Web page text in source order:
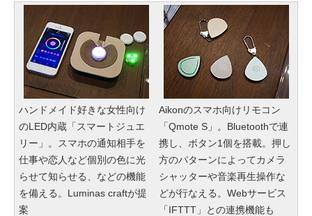
ハンドメイド好きな女性向け
のLED内蔵「スマートジュエ
リー」。スマホの通知相手を
仕事や恋人など個別の色に光
らせて知らせる、などの機能
を備える。Luminas craftが提
案
Aikonのスマホ向けリモコン
「Qmote S」。Bluetoothで連
携し、ボタン1個を搭載。押し
方のパターンによってカメラ
シャッターや音楽再生操作な
どが行なえる。Webサービス
「IFTTT」との連携機能も